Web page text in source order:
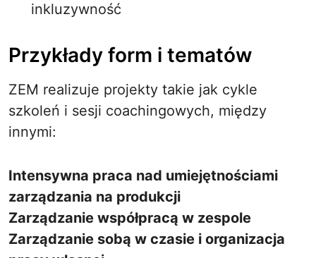
inkluzywność
Przykłady form i tematów
ZEM realizuje projekty takie jak cykle
szkoleń i sesji coachingowych, między
innymi:
Intensywna praca nad umiejętnościami
zarządzania na produkcji
Zarządzanie współpracą w zespole
Zarządzanie sobą w czasie i organizacja